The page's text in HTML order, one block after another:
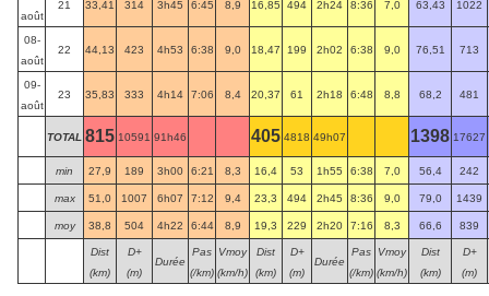
août
21 33,41 314 3h45 6:45 8,9 16,85 494 2h24 8:36 7,0 63,43 1022
08-
août
22 44,13 423 4h53 6:38 9,0 18,47 199 2h02 6:38 9,0 76,51 713
09-
août
23 35,83 333 4h14 7:06 8,4 20,37 61 2h18 6:48 8,8 68,2 481
TOTAL 815 10591 91h46 405 4818 49h07 1398 17627
min 27,9 189 3h00 6:21 8,3 16,4 53 1h55 6:38 7,0 56,4 242
max 51,0 1007 6h07 7:12 9,4 23,3 494 2h45 8:36 9,0 79,0 1439
moy 38,8 504 4h22 6:44 8,9 19,3 229 2h20 7:16 8,3 66,6 839
Dist
(km)
D+
(m)
Durée
Pas
(/km)
Vmoy
(km/h)
Dist
(km)
D+
(m)
Durée
Pas
(/km)
Vmoy
(km/h)
Dist
(km)
D+
(m)